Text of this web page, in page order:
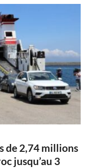
de 2,74 millions
jusqu’au 3